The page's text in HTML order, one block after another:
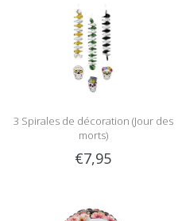
3 Spirales de décoration (Jour des
morts)
€7,95